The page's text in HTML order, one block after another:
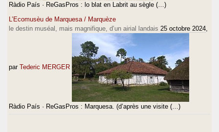
Ràdio País · ReGasPros : lo blat en Labrit au sègle (…)
L’Ecomusèu de Marquesa / Marquèze
le destin muséal, mais magnifique, d’un airial landais 25 octobre 2024
par Tederic MERGER
Ràdio País · ReGasPros : Marquesa. (d’après une visite (…)